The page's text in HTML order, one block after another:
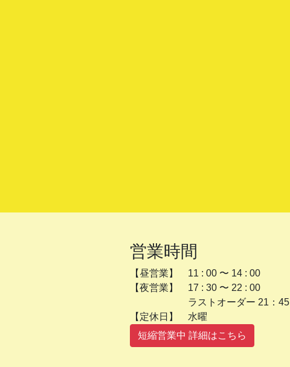
営業時間
【昼営業】 11 : 00 〜 14 : 00
【夜営業】 17 : 30 〜 22 : 00
ラストオーダー 21：45
【定休日】 水曜
短縮営業中 詳細はこちら